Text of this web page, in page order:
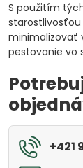
S použitím
minimalizovať
pestovanie vo
+421